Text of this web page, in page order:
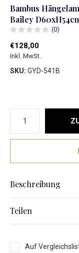
Bambus
Bailey
(0)
€128,00
Inkl. MwSt.
SKU: GYD-541B
Beschreibung
Teilen
Auf